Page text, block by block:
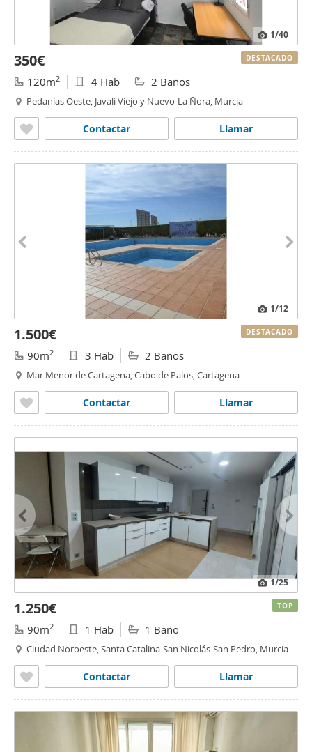
1/40
350€
120m2 4 Hab 2 Baños
Pedanías Oeste, Javali Viejo y Nuevo-La Ñora, Murcia
Llamar
Contactar
DESTACADO
1/12
1.500€
90m2 3 Hab 2 Baños
Mar Menor de Cartagena, Cabo de Palos, Cartagena
Llamar
Contactar
DESTACADO
1/25
1.250€
90m2 1 Hab 1 Baño
Ciudad Noroeste, Santa Catalina-San Nicolás-San Pedro, Murcia
Llamar
Contactar
TOP